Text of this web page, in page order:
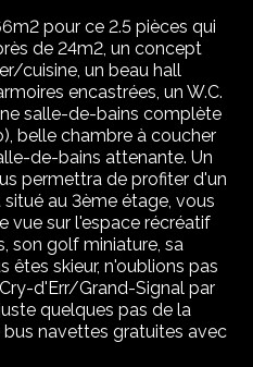
pour ce 2.5 pièces qui
de 24m2, un concept
cuisine, un beau hall
encastrées, un W.C.
salle-de-bains complète
belle chambre à coucher
de-bains attenante. Un
permettra de profiter d'un
au 3ème étage, vous
vue sur l'espace récréatif
son golf miniature, sa
êtes skieur, n'oublions pas
d'Err/Grand-Signal par
quelques pas de la
bus navettes gratuites avec